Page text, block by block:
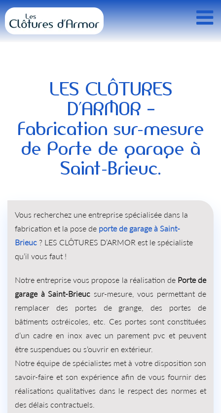
Passer
au
contenu
LES CLÔTURES
D’ARMOR –
Fabrication sur-mesure
de Porte de garage à
Saint-Brieuc.
Vous recherchez une entreprise spécialisée dans la
fabrication et la pose de porte de garageà Saint-
Brieuc ? LES CLÔTURES D’ARMOR est le spécialiste
qu’il vous faut !
Notre entreprise vous propose la réalisation de Porte de
garage à Saint-Brieuc sur-mesure, vous permettant de
remplacer des portes de grange, des portes de
bâtiments ostréicoles, etc. Ces portes sont constituées
d’un cadre en inox avec un parement pvc et peuvent
être suspendues ou s’ouvrir en extérieur.
Notre équipe de spécialistes met à votre disposition son
savoir-faire et son expérience afin de vous fournir des
réalisations qualitatives dans le respect des normes et
des délais contractuels.